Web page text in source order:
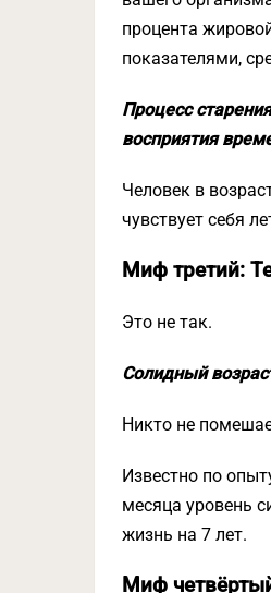
процента
показателями,
Процесс
восприятия
Человек в
чувствует себя
Миф третий:
Это не так.
Солидный
Никто не
Известно по
месяца уровень
жизнь на 7 лет.
Миф